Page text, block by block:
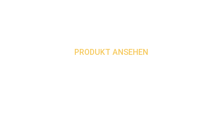
PRODUKT ANSEHEN